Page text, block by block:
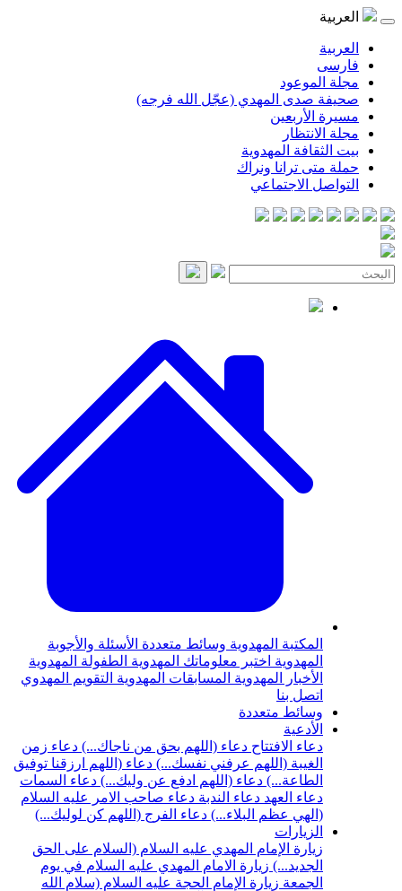
العربية
العربية
فارسی
مجلة الموعود
صحيفة صدى المهدي (عجّل الله فرجه)
مسيرة الأربعين
مجلة الانتظار
بيت الثقافة المهدوية
حملة متى ترانا ونراك
التواصل الاجتماعي
المكتبة المهدوية وسائط متعددة الأسئلة والأجوبة
المهدوية اختبر معلوماتك المهدوية الطفولة المهدوية
الأخبار المهدوية المسابقات المهدوية التقويم المهدوي
اتصل بنا
وسائط متعددة
الأدعية
دعاء الافتتاح دعاء (اللهم بحق من ناجاك...) دعاء زمن
الغيبة (اللهم عرفني نفسك...) دعاء (اللهم ارزقنا توفيق
الطاعة...) دعاء (اللهم ادفع عن وليك...) دعاء السمات
دعاء العهد دعاء الندبة دعاء صاحب الامر عليه السلام
(الهي عظم البلاء...) دعاء الفرج (اللهم كن لوليك...)
الزيارات
زيارة الإمام المهدي عليه السلام (السلام على الحق
الجديد...) زيارة الامام المهدي عليه السلام في يوم
الجمعة زيارة الإمام الحجة عليه السلام (سلام الله